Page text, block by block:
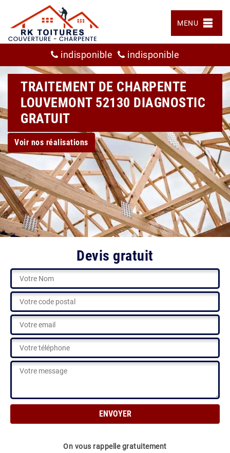
MENU
indisponible indisponible
TRAITEMENT DE CHARPENTE
LOUVEMONT 52130 DIAGNOSTIC
GRATUIT
Voir nos réalisations
Devis gratuit
On vous rappelle gratuitement